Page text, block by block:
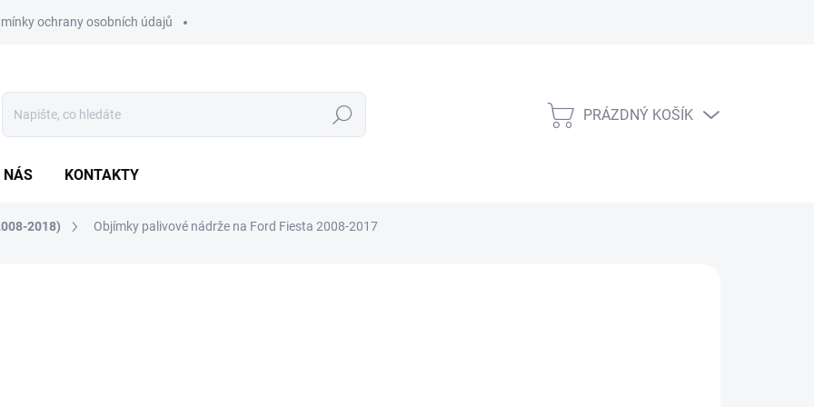
ochrany osobních údajů
Hledat
NÁKUPNÍ
PRÁZDNÝ KOŠÍK
NÁS KONTAKTY
2018) Objímky palivové nádrže na Ford Fiesta 2008-2017